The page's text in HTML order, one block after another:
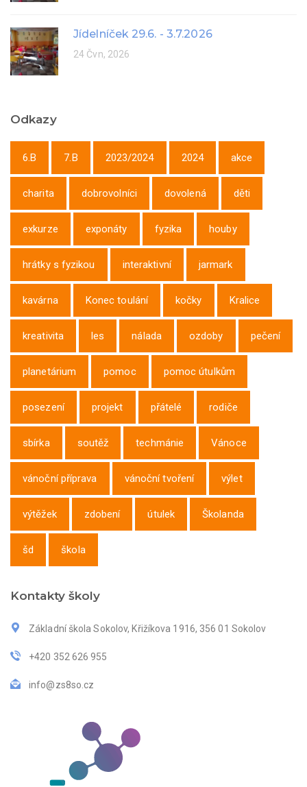
Jídelníček 29.6. - 3.7.2026
24 Čvn, 2026
Odkazy
6.B 7.B 2023/2024 2024 akce
charita dobrovolníci dovolená děti
exkurze exponáty fyzika houby
hrátky s fyzikou interaktivní jarmark
kavárna Konec toulání kočky Kralice
kreativita les nálada ozdoby pečení
planetárium pomoc pomoc útulkům
posezení projekt přátelé rodiče
sbírka soutěž techmánie Vánoce
vánoční příprava vánoční tvoření výlet
výtěžek zdobení útulek Školanda
šd škola
Kontakty školy
Základní škola Sokolov, Křižíkova 1916, 356 01 Sokolov
+420 352 626 955
info@zs8so.cz